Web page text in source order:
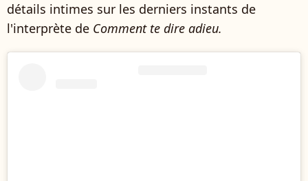
détails intimes sur les derniers instants de
l'interprète de Comment te dire adieu.